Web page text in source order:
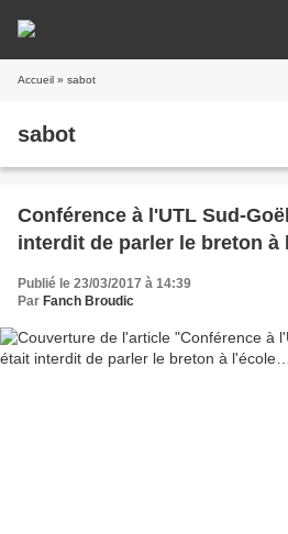
Accueil » sabot
sabot
Conférence à l'UTL Sud-
interdit de parler le breton
Publié le 23/03/2017 à 14:39
Par Fanch Broudic